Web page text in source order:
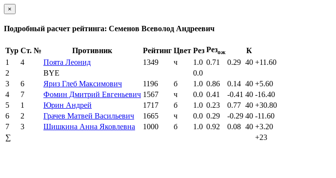
×
Подробный расчет рейтинга: Семенов Всеволод Андреевич
Тур Ст. № Противник Рейтинг Цвет Рез Резож
К
1
4 Поята Леонид 1349 ч 1.0 0.71 0.29 40 +11.60
2
BYE
0.0
3
6 Яриз Глеб Максимович 1196 б 1.0 0.86 0.14 40 +5.60
4
7 Фомин Дмитрий Евгеньевич 1567 ч 0.0 0.41 -0.41 40 -16.40
5
1 Юрин Андрей 1717 б 1.0 0.23 0.77 40 +30.80
6
2 Грачев Матвей Васильевич 1665 ч 0.0 0.29 -0.29 40 -11.60
7
3 Шишкина Анна Яковлевна 1000 б 1.0 0.92 0.08 40 +3.20
∑
+23